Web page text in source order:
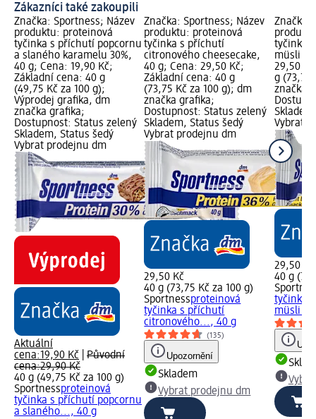
Zákazníci také zakoupili
Značka: Sportness; Název
produktu: proteinová
tyčinka s příchutí popcornu
a slaného karamelu 30%,
40 g; Cena: 19,90 Kč;
Základní cena: 40 g
(49,75 Kč za 100 g);
Výprodej grafika, dm
značka grafika;
Dostupnost: Status zelený
Skladem, Status šedý
Vybrat prodejnu dm
Aktuální
cena:19,90 Kč
Původní
cena:29,90 Kč
40 g (49,75 Kč za 100 g)
Sportnessproteinová
tyčinka s příchutí popcornu
a slaného..., 40 g
Značka: Sportness; Název
produktu: proteinová
tyčinka s příchutí
citronového cheesecake,
40 g; Cena: 29,50 Kč;
Základní cena: 40 g
(73,75 Kč za 100 g); dm
značka grafika;
Dostupnost: Status zelený
Skladem, Status šedý
Vybrat prodejnu dm
29,50 Kč
40 g (73,75 Kč za 100 g)
Sportnessproteinová
tyčinka s příchutí
citronového..., 40 g
(135)
Upozornění
Skladem
Vybrat prodejnu dm
Značka:
tyčinka
müsli
29,50
g (73,75
značka
Vybrat
29,50 Kč
40 g
tyčinka
müsli